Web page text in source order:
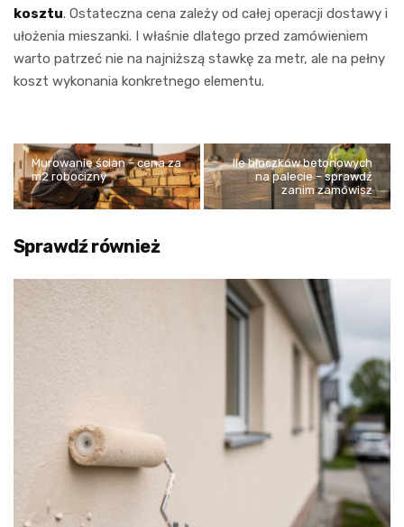
kosztu. Ostateczna cena zależy od całej operacji dostawy i
ułożenia mieszanki. I właśnie dlatego przed zamówieniem
warto patrzeć nie na najniższą stawkę za metr, ale na pełny
koszt wykonania konkretnego elementu.
Murowanie ścian – cena za
m2 robocizny
Ile bloczków betonowych
na palecie – sprawdź
zanim zamówisz
Sprawdź również